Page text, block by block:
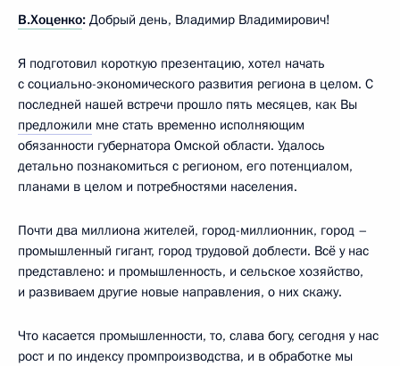
В.Хоценко: Добрый день, Владимир Владимирович!
Я подготовил короткую презентацию, хотел начать
с социально-экономического развития региона в целом. C
последней нашей встречи прошло пять месяцев, как Вы
предложили мне стать временно исполняющим
обязанности губернатора Омской области. Удалось
детально познакомиться с регионом, его потенциалом,
планами в целом и потребностями населения.
Почти два миллиона жителей, город-миллионник, город –
промышленный гигант, город трудовой доблести. Всё у нас
представлено: и промышленность, и сельское хозяйство,
и развиваем другие новые направления, о них скажу.
Что касается промышленности, то, слава богу, сегодня у нас
рост и по индексу промпроизводства, и в обработке мы